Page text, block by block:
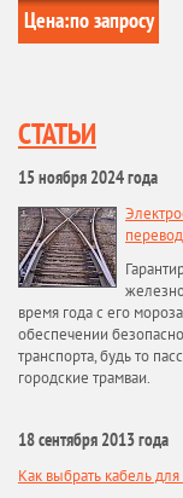
Цена:по запросу
СТАТЬИ
15 ноября 2024 года
время года с его
обеспечении
транспорта, будь то
городские трамваи.
18 сентября 2013 года
Как выбрать кабель